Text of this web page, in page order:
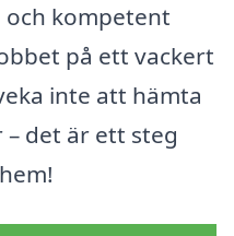
kompetent
på ett vackert
inte att hämta
det är ett steg